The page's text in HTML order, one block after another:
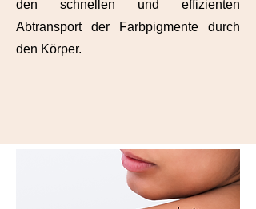
den schnellen und effizienten
Abtransport der Farbpigmente durch
den Körper.